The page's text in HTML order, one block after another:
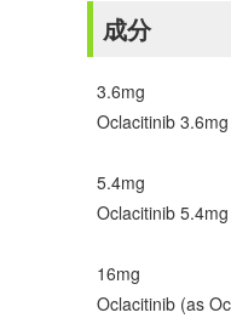
成分
3.6mg
Oclacitinib
5.4mg
Oclacitinib
16mg
Oclacitinib (as